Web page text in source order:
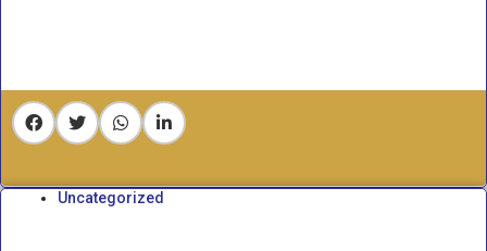
Uncategorized